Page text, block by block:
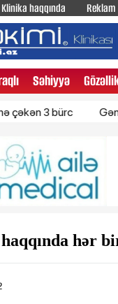
Klinika haqqında Reklam
Səhiyyə
bürc Gənclər
haqqında hər